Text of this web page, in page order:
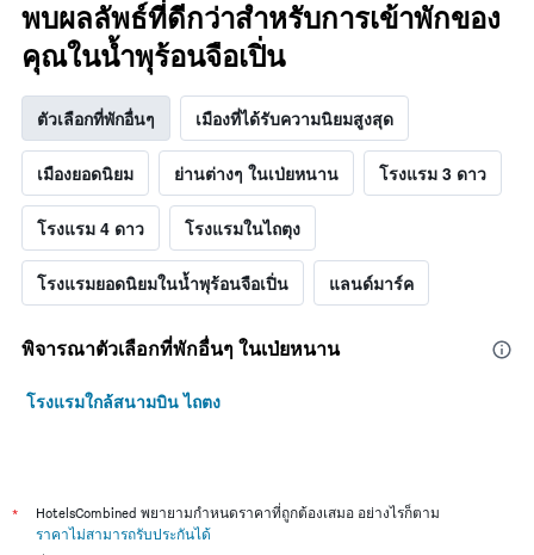
พบผลลัพธ์ที่ดีกว่าสำหรับการเข้าพักของ
คุณในน้ำพุร้อนจือเปิ่น
ตัวเลือกที่พักอื่นๆ เมืองที่ได้รับความนิยมสูงสุด
เมืองยอดนิยม ย่านต่างๆ ในเป่ยหนาน โรงแรม 3 ดาว
โรงแรม 4 ดาว โรงแรมในไถตุง
โรงแรมยอดนิยมในน้ำพุร้อนจือเปิ่น แลนด์มาร์ค
พิจารณาตัวเลือกที่พักอื่นๆ ในเป่ยหนาน
โรงแรมใกล้สนามบิน ไถตง
*
HotelsCombined พยายามกำหนดราคาที่ถูกต้องเสมอ อย่างไรก็ตาม
ราคาไม่สามารถรับประกันได้